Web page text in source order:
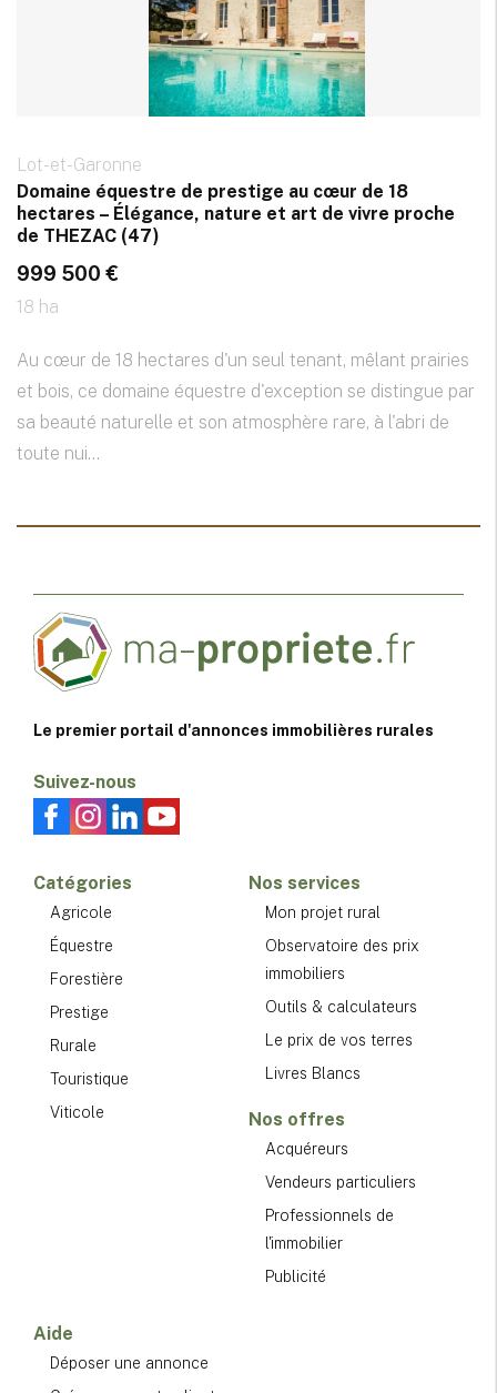
Lot-et-Garonne
Domaine équestre de prestige au cœur de 18
hectares – Élégance, nature et art de vivre proche
de THEZAC (47)
999 500 €
18 ha
Au cœur de 18 hectares d'un seul tenant, mêlant prairies
et bois, ce domaine équestre d'exception se distingue par
sa beauté naturelle et son atmosphère rare, à l'abri de
toute nui...
Le premier portail d'annonces immobilières rurales
Suivez-nous
Catégories
Agricole
Équestre
Forestière
Prestige
Rurale
Touristique
Viticole
Nos services
Mon projet rural
Observatoire des prix
immobiliers
Outils & calculateurs
Le prix de vos terres
Livres Blancs
Nos offres
Acquéreurs
Vendeurs particuliers
Professionnels de
l'immobilier
Publicité
Aide
Déposer une annonce